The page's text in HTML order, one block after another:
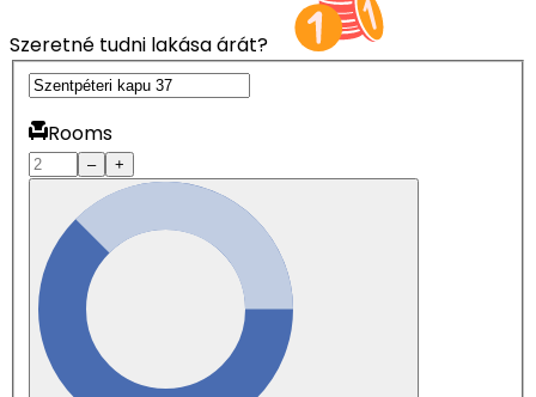
Szeretné tudni lakása árát?
Rooms
– +